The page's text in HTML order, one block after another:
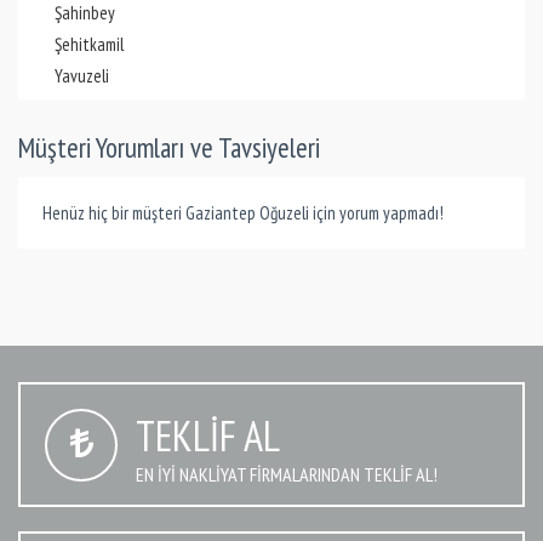
Şahinbey
Şehitkamil
Yavuzeli
Müşteri Yorumları ve Tavsiyeleri
Henüz hiç bir müşteri Gaziantep Oğuzeli için yorum yapmadı!
TEKLIF AL
EN IYI NAKLIYAT FIRMALARINDAN TEKLIF AL!